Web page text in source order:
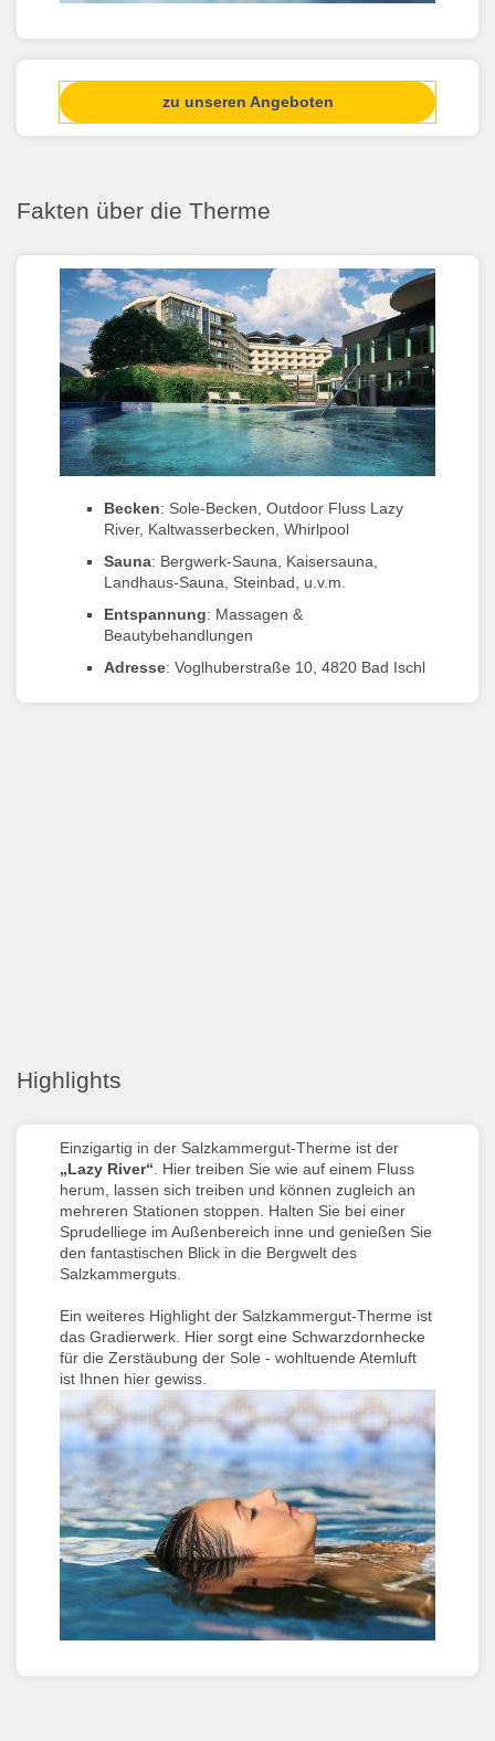
zu unseren Angeboten
Fakten über die Therme
Becken: Sole-Becken, Outdoor Fluss Lazy
River, Kaltwasserbecken, Whirlpool
Sauna: Bergwerk-Sauna, Kaisersauna,
Landhaus-Sauna, Steinbad, u.v.m.
Entspannung: Massagen &
Beautybehandlungen
Adresse: Voglhuberstraße 10, 4820 Bad Ischl
Highlights
Einzigartig in der Salzkammergut-Therme ist der
„Lazy River“ . Hier treiben Sie wie auf einem Fluss
herum, lassen sich treiben und können zugleich an
mehreren Stationen stoppen. Halten Sie bei einer
Sprudelliege im Außenbereich inne und genießen Sie
den fantastischen Blick in die Bergwelt des
Salzkammerguts.
Ein weiteres Highlight der Salzkammergut-Therme ist
das Gradierwerk. Hier sorgt eine Schwarzdornhecke
für die Zerstäubung der Sole - wohltuende Atemluft
ist Ihnen hier gewiss.